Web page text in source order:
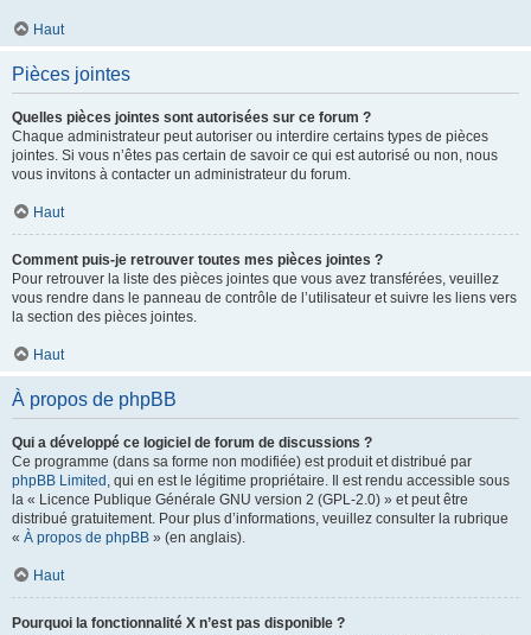
Haut
Pièces jointes
Quelles pièces jointes sont autorisées sur ce forum ?
Chaque administrateur peut autoriser ou interdire certains types de pièces
jointes. Si vous n’êtes pas certain de savoir ce qui est autorisé ou non, nous
vous invitons à contacter un administrateur du forum.
Haut
Comment puis-je retrouver toutes mes pièces jointes ?
Pour retrouver la liste des pièces jointes que vous avez transférées, veuillez
vous rendre dans le panneau de contrôle de l’utilisateur et suivre les liens vers
la section des pièces jointes.
Haut
À propos de phpBB
Qui a développé ce logiciel de forum de discussions ?
Ce programme (dans sa forme non modifiée) est produit et distribué par
phpBB Limited , qui en est le légitime propriétaire. Il est rendu accessible sous
la « Licence Publique Générale GNU version 2 (GPL-2.0) » et peut être
distribué gratuitement. Pour plus d’informations, veuillez consulter la rubrique
« À propos de phpBB » (en anglais).
Haut
Pourquoi la fonctionnalité X n’est pas disponible ?